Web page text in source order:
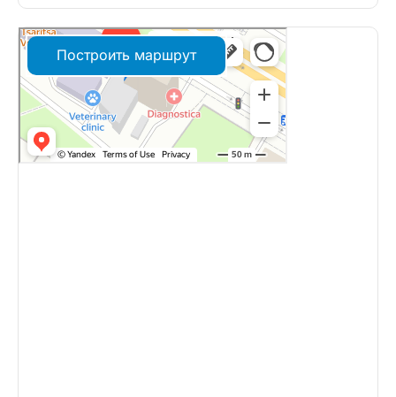
Построить маршрут